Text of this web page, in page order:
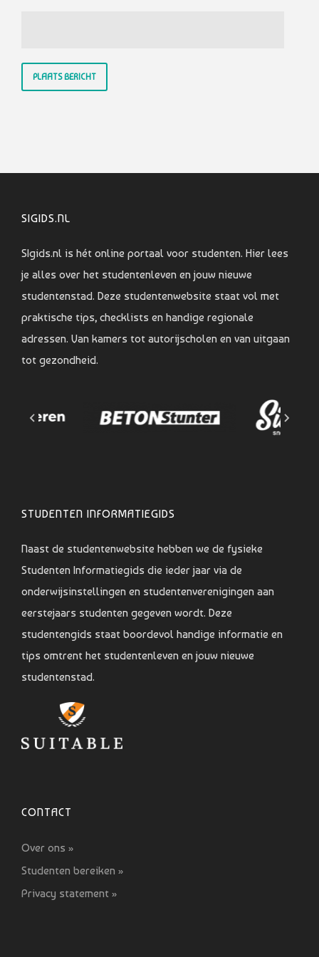
SIGIDS.NL
SIgids.nl is hét online portaal voor studenten. Hier lees
je alles over het studentenleven en jouw nieuwe
studentenstad. Deze studentenwebsite staat vol met
praktische tips, checklists en handige regionale
adressen. Van kamers tot autorijscholen en van uitgaan
tot gezondheid.
STUDENTEN INFORMATIEGIDS
Naast de studentenwebsite hebben we de fysieke
Studenten Informatiegids die ieder jaar via de
onderwijsinstellingen en studentenverenigingen aan
eerstejaars studenten gegeven wordt. Deze
studentengids staat boordevol handige informatie en
tips omtrent het studentenleven en jouw nieuwe
studentenstad.
CONTACT
Over ons »
Studenten bereiken »
Privacy statement »